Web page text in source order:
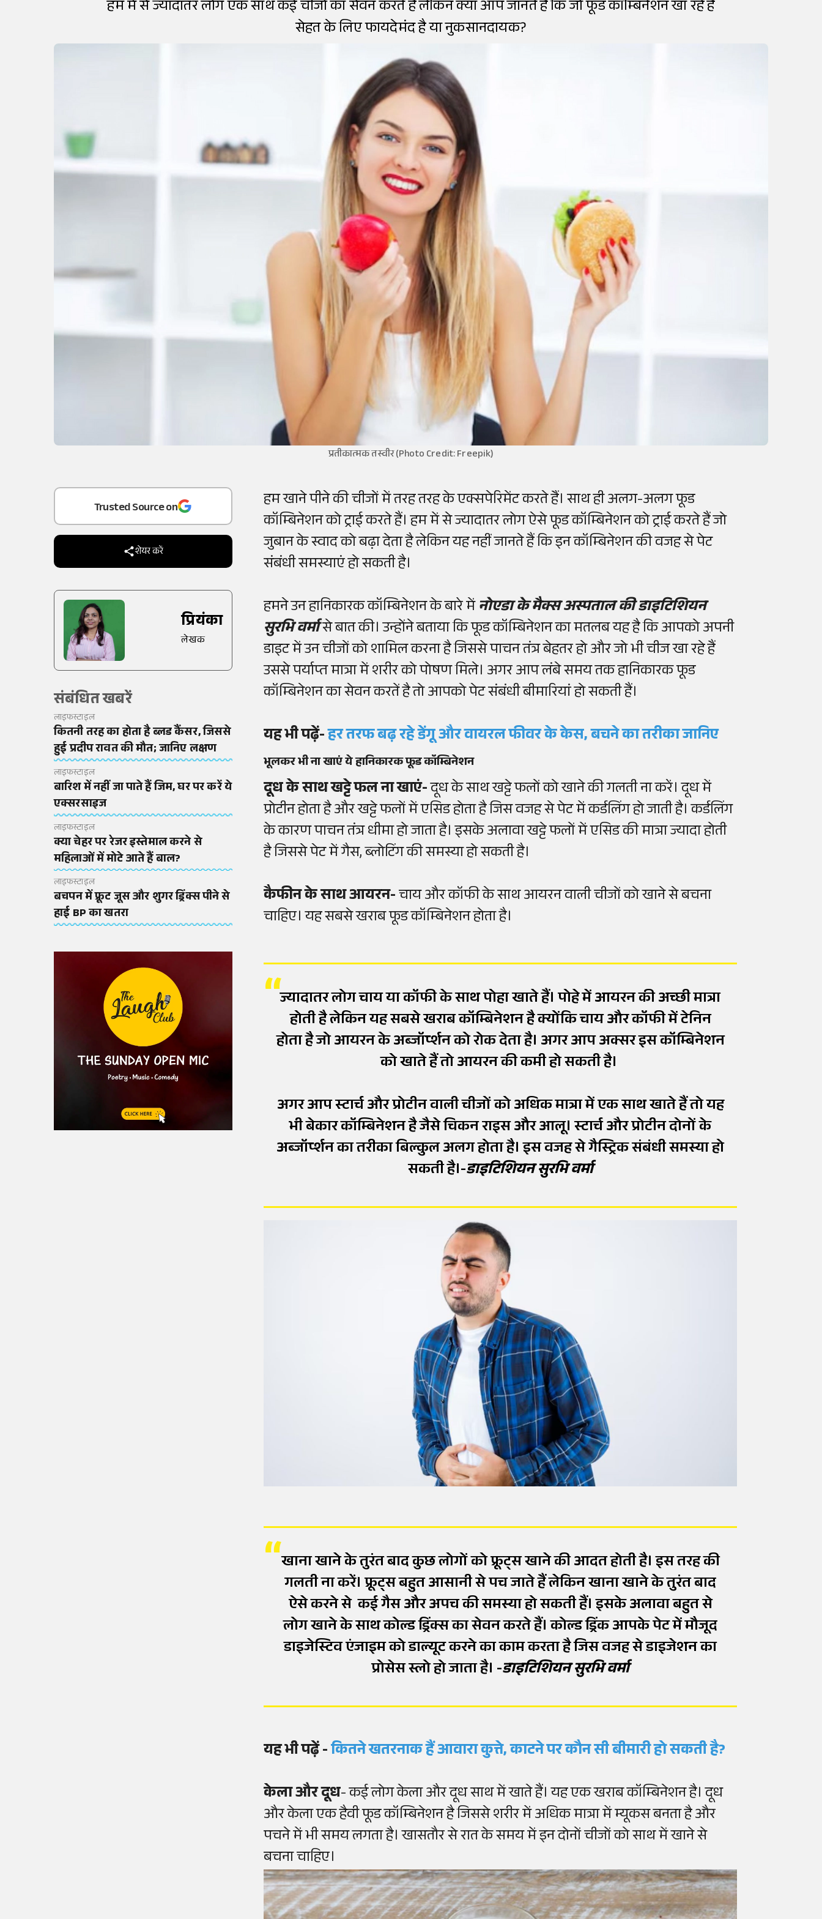
हम में से ज्यादातर लोग एक साथ कई चीजों का सेवन करते हैं लेकिन क्या आप जानते हैं कि जो फूड कॉम्बिनेशन खा रहे हैं
सेहत के लिए फायदेमंद है या नुकसानदायक?
प्रतीकात्मक तस्वीर (Photo Credit: Freepik)
Trusted Source on
शेयर करें
प्रियंका
लेखक
संबंधित खबरें
लाइफस्टाइल
कितनी तरह का होता है ब्लड कैंसर, जिससे
हुई प्रदीप रावत की मौत; जानिए लक्षण
लाइफस्टाइल
बारिश में नहीं जा पाते हैं जिम, घर पर करें ये
एक्सरसाइज
लाइफस्टाइल
क्या चेहर पर रेजर इस्तेमाल करने से
महिलाओं में मोटे आते हैं बाल?
लाइफस्टाइल
बचपन में फ्रूट जूस और शुगर ड्रिंक्स पीने से
हाई BP का खतरा
हम खाने पीने की चीजों में तरह तरह के एक्सपेरिमेंट करते हैं। साथ ही अलग-अलग फूड
कॉम्बिनेशन को ट्राई करते हैं। हम में से ज्यादातर लोग ऐसे फूड कॉम्बिनेशन को ट्राई करते हैं जो
जुबान के स्वाद को बढ़ा देता है लेकिन यह नहीं जानते हैं कि इन कॉम्बिनेशन की वजह से पेट
संबंधी समस्याएं हो सकती है।
हमने उन हानिकारक कॉम्बिनेशन के बारे मेंनोएडाके मैक्स अस्पताल की डाइटिशियन
सुरभि वर्मासे बात की। उन्होंने बताया कि फूड कॉम्बिनेशन का मतलब यह है कि आपको अपनी
डाइट में उन चीजों को शामिल करना है जिससे पाचन तंत्र बेहतर हो और जो भी चीज खा रहे हैं
उससे पर्याप्त मात्रा में शरीर को पोषण मिले। अगर आप लंबे समय तक हानिकारक फूड
कॉम्बिनेशन का सेवन करतें है तो आपको पेट संबंधी बीमारियां हो सकती हैं।
यह भी पढ़ें-हर तरफ बढ़ रहेडेंगूऔरवायरलफीवरके केस, बचने का तरीका जानिए
भूलकर भी ना खाएं ये हानिकारक फूड कॉम्बिनेशन
दूध के साथ खट्टे फल ना खाएं-दूध के साथ खट्टे फलों को खाने की गलती ना करें। दूध में
प्रोटीन होता है और खट्टे फलों में एसिड होता है जिस वजह से पेट में कर्डलिंग हो जाती है। कर्डलिंग
के कारण पाचन तंत्र धीमा हो जाता है। इसके अलावा खट्टे फलों में एसिड की मात्रा ज्यादा होती
है जिससे पेट में गैस, ब्लोटिंग की समस्या हो सकती है।
कैफीन के साथ आयरन-चाय और कॉफी के साथ आयरन वाली चीजों को खाने से बचना
चाहिए। यह सबसे खराब फूड कॉम्बिनेशन होता है।
ज्यादातर लोग चाय या कॉफी के साथ पोहा खाते हैं। पोहे में आयरन की अच्छी मात्रा
होती है लेकिन यह सबसे खराब कॉम्बिनेशन है क्योंकि चाय और कॉफी में टेनिन
होता है जो आयरन के अब्जॉर्प्शन को रोक देता है। अगर आप अक्सर इस कॉम्बिनेशन
को खाते हैं तो आयरन की कमी हो सकती है।
अगर आप स्टार्च और प्रोटीन वाली चीजों को अधिक मात्रा में एक साथ खाते हैं तो यह
भी बेकार कॉम्बिनेशन है जैसे चिकन राइस और आलू। स्टार्च और प्रोटीन दोनों के
अब्जॉर्प्शन का तरीका बिल्कुल अलग होता है। इस वजह से गैस्ट्रिक संबंधी समस्या हो
सकती है।-डाइटिशियन सुरभि वर्मा
खाना खाने के तुरंत बाद कुछ लोगों को फ्रूट्स खाने की आदत होती है। इस तरह की
गलती ना करें। फ्रूट्स बहुत आसानी से पच जाते हैं लेकिन खाना खाने के तुरंत बाद
ऐसे करने से कई गैस और अपच की समस्या हो सकती हैं। इसके अलावा बहुत से
लोग खाने के साथ कोल्ड ड्रिंक्स का सेवन करते हैं। कोल्ड ड्रिंक आपके पेट में मौजूद
डाइजेस्टिव एंजाइम को डाल्यूट करने का काम करता है जिस वजह से डाइजेशन का
प्रोसेस स्लो हो जाता है। -डाइटिशियन सुरभि वर्मा
यह भी पढ़ें -कितने खतरनाक हैं आवारा कुत्ते, काटने पर कौन सी बीमारी हो सकती है?
केला और दूध- कई लोग केला और दूध साथ में खाते हैं। यह एक खराब कॉम्बिनेशन है। दूध
और केला एक हैवी फूड कॉम्बिनेशन है जिससे शरीर में अधिक मात्रा में म्यूकस बनता है और
पचने में भी समय लगता है। खासतौर से रात के समय में इन दोनों चीजों को साथ में खाने से
बचना चाहिए।